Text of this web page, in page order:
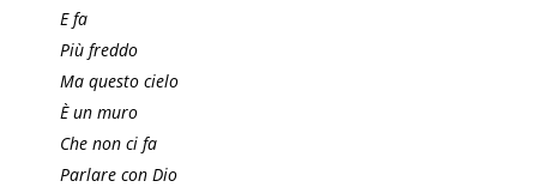
E fa
Più freddo
Ma questo cielo
È un muro
Che non ci fa
Parlare con Dio